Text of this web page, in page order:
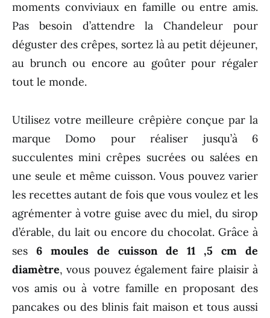
moments conviviaux en famille ou entre amis.
Pas besoin d’attendre la Chandeleur pour
déguster des crêpes, sortez là au petit déjeuner,
au brunch ou encore au goûter pour régaler
tout le monde.
Utilisez votre meilleure crêpière conçue par la
marque Domo pour réaliser jusqu’à 6
succulentes mini crêpes sucrées ou salées en
une seule et même cuisson. Vous pouvez varier
les recettes autant de fois que vous voulez et les
agrémenter à votre guise avec du miel, du sirop
d’érable, du lait ou encore du chocolat. Grâce à
ses 6 moules de cuisson de 11 ,5 cm de
diamètre, vous pouvez également faire plaisir à
vos amis ou à votre famille en proposant des
pancakes ou des blinis fait maison et tous aussi